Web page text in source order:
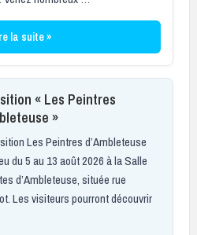
la suite »
« Les Peintres
»
Les Peintres d’Ambleteuse
du 5 au 13 août 2026 à la Salle
d’Ambleteuse, située rue
Les visiteurs pourront découvrir